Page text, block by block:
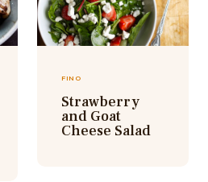
FINO
Strawberry
and Goat
Cheese Salad